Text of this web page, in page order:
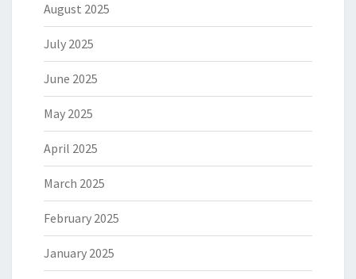
August 2025
July 2025
June 2025
May 2025
April 2025
March 2025
February 2025
January 2025